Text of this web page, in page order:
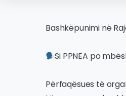
Bashkëpunimi në
Si PPNEA po
Përfaqësues të